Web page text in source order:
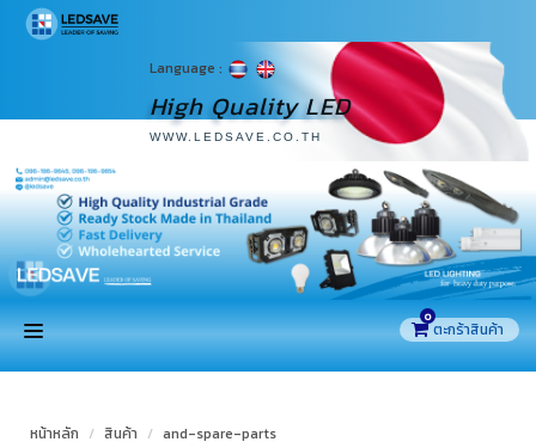
Language :
High Quality LED
WWW.LEDSAVE.CO.TH
0
หน้าหลัก สินค้า and-spare-parts